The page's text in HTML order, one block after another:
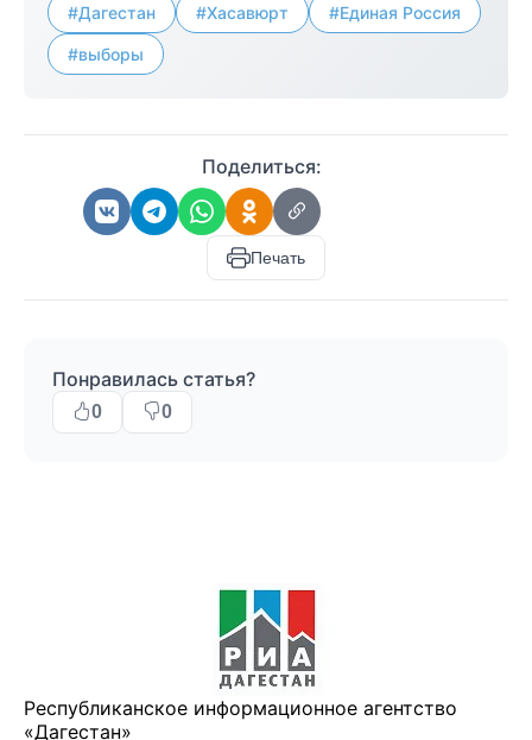
#Дагестан #Хасавюрт #Единая Россия
#выборы
Поделиться:
Печать
Понравилась статья?
0 0
Республиканское информационное агентство
«Дагестан»